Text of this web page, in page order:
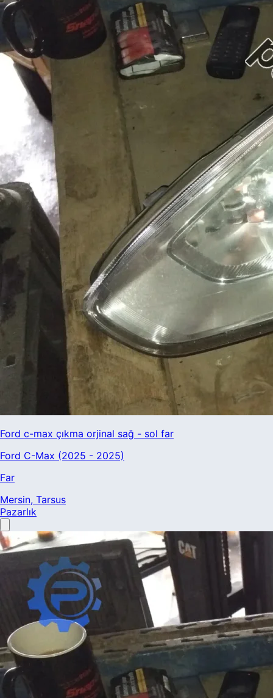
Ford c-max çıkma orjinal sağ - sol far
Ford C-Max (2025 - 2025)
Far
Mersin, Tarsus
Pazarlık